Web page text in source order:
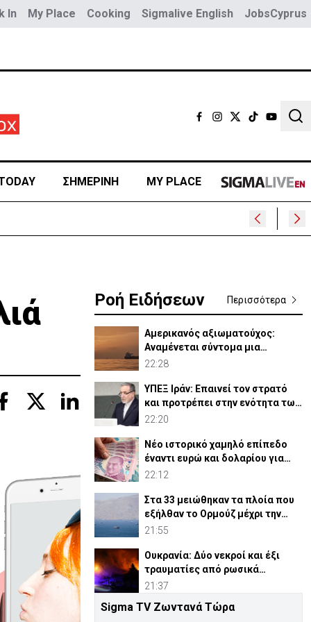
In My Place Cooking Sigmalive English JobsCyprus
ΣΗΜΕΡΙΝΗ MY PLACE
Ροή Ειδήσεων Περισσότερα
Αμερικανός αξιωματούχος:
Αναμένεται σύντομα μια
συμφωνία για Ορμούζ
22:28
ΥΠΕΞ Ιράν: Επαινεί τον στρατό
και προτρέπει στην ενότητα των
μουσουλμάνων
22:20
Νέο ιστορικό χαμηλό επίπεδο
έναντι ευρώ και δολαρίου για
τουρκική λίρα
22:12
Στα 33 μειώθηκαν τα πλοία που
εξήλθαν το Ορμούζ μέχρι την
Πέμπτη
21:55
Ουκρανία: Δύο νεκροί και έξι
τραυματίες από ρωσικά
πλήγματα
21:37
ΗΠΑ: Η Γερουσία ενέκρινε νέες
Sigma TV Ζωντανά Τώρα